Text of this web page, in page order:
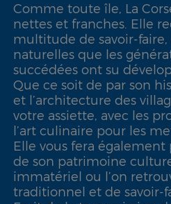
Comme toute île, La
nettes et franches. Elle
multitude de savoir-faire,
naturelles que les
succédées ont su
Que ce soit de par son
et l’architecture des
votre assiette, avec les
l’art culinaire pour les
Elle vous fera également
de son patrimoine
immatériel ou l’on
traditionnel et de savoir-